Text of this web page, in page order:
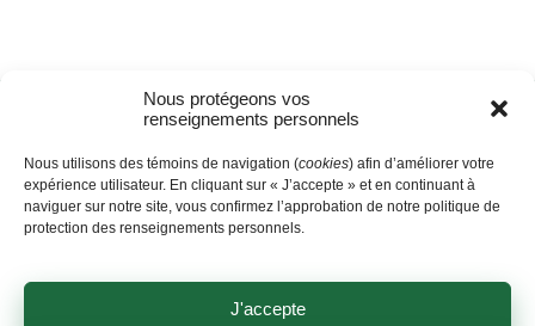
Nous protégeons vos
renseignements personnels
Nous utilisons des témoins de navigation (cookies) afin d’améliorer votre
expérience utilisateur. En cliquant sur « J’accepte » et en continuant à
naviguer sur notre site, vous confirmez l’approbation de notre politique de
protection des renseignements personnels.
J'accepte